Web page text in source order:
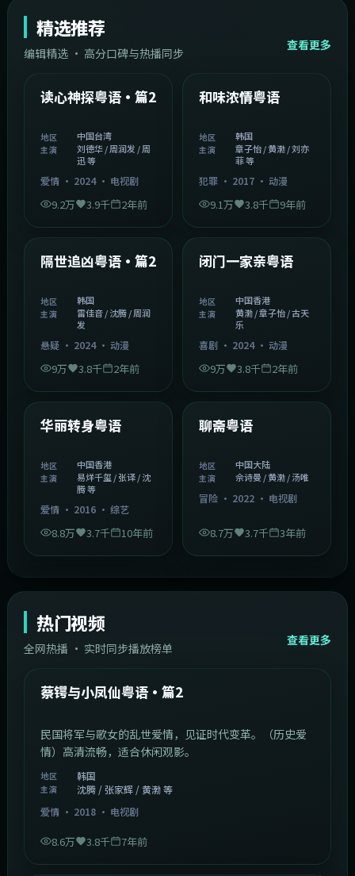
精选推荐
编辑精选 · 高分口碑与热播同步
查看更多
精选
中国台湾 1:54:36
读心神探粤语·篇2
地区 中国台湾
主演
刘德华 / 周润发 / 周
迅 等
爱情· 2024· 电视剧
9.2万 3.9千 2年前
精选
2:08:51
和味浓情粤语
地区 韩国
主演
章子怡 / 黄渤 / 刘亦
菲 等
犯罪· 2017· 动漫
9.1万 3.8千 9年前
精选
隔世追凶粤语·篇2
地区 韩国
主演
雷佳音 / 沈腾 / 周润
发
悬疑· 2024· 动漫
9万 3.8千 2年前
精选
闭门一家亲粤语
地区 中国香港
主演
黄渤 / 章子怡 / 古天
乐
喜剧· 2024· 动漫
9万 3.8千 2年前
精选
华丽转身粤语
地区 中国香港
主演
易烊千玺 / 张译 / 沈
腾 等
爱情· 2016· 综艺
8.8万 3.7千 10年前
精选
聊斋粤语
地区 中国大陆
主演 佘诗曼 / 黄渤 / 汤唯
冒险· 2022· 电视剧
8.7万 3.7千 3年前
热门视频
全网热播 · 实时同步播放榜单
查看更多
热门
韩国 44:14
蔡锷与小凤仙粤语·篇2
民国将军与歌女的乱世爱情，见证时代变革。（历史爱
情）高清流畅，适合休闲观影。
地区 韩国
主演
沈腾 / 张家辉 / 黄渤 等
爱情· 2018· 电视剧
8.6万 3.8千 7年前